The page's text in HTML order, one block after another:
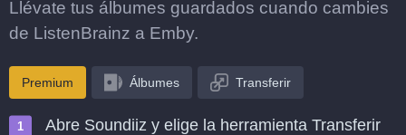
Llévate tus álbumes guardados cuando cambies
de ListenBrainz a Emby.
Premium Álbumes Transferir
Abre Soundiiz y elige la herramienta Transferir